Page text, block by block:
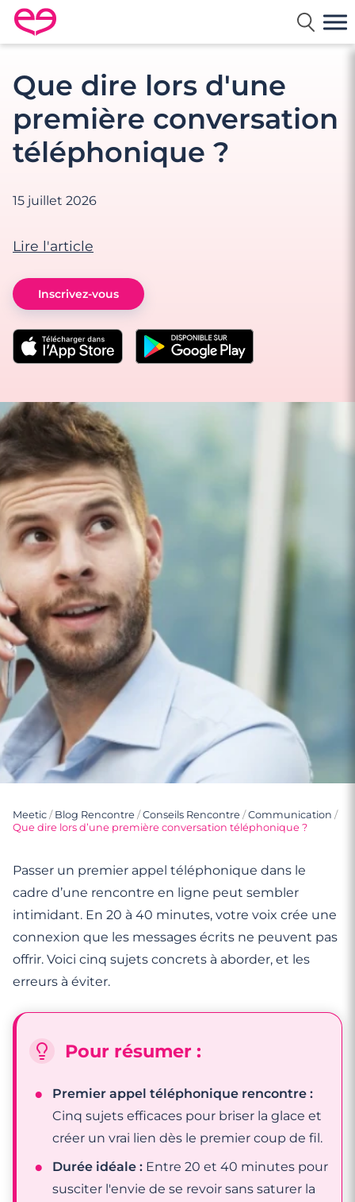
Rencontre en France avec Meetic
Que dire lors d'une
première conversation
téléphonique ?
15 juillet 2026
Lire l'article
Inscrivez-vous
Meetic / Blog Rencontre /Conseils Rencontre /Communication /
Que dire lors d’une première conversation téléphonique ?
Passer un premier appel téléphonique dans le
cadre d’une rencontre en ligne peut sembler
intimidant. En 20 à 40 minutes, votre voix crée une
connexion que les messages écrits ne peuvent pas
offrir. Voici cinq sujets concrets à aborder, et les
erreurs à éviter.
Pour résumer :
Premier appel téléphonique rencontre :
Cinq sujets efficaces pour briser la glace et
créer un vrai lien dès le premier coup de fil.
Durée idéale :Entre 20 et 40 minutes pour
susciter l'envie de se revoir sans saturer la